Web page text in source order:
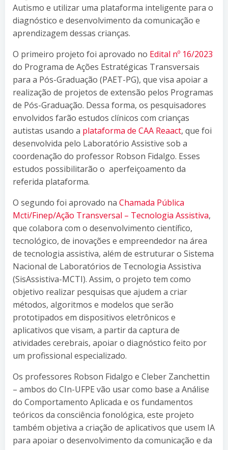
Autismo e utilizar uma plataforma inteligente para o
diagnóstico e desenvolvimento da comunicação e
aprendizagem dessas crianças.
O primeiro projeto foi aprovado no Edital nº 16/2023
do Programa de Ações Estratégicas Transversais
para a Pós-Graduação (PAET-PG), que visa apoiar a
realização de projetos de extensão pelos Programas
de Pós-Graduação. Dessa forma, os pesquisadores
envolvidos farão estudos clínicos com crianças
autistas usando a plataforma de CAA Reaact, que foi
desenvolvida pelo Laboratório Assistive sob a
coordenação do professor Robson Fidalgo. Esses
estudos possibilitarão o aperfeiçoamento da
referida plataforma.
O segundo foi aprovado na Chamada Pública
Mcti/Finep/Ação Transversal – Tecnologia Assistiva,
que colabora com o desenvolvimento científico,
tecnológico, de inovações e empreendedor na área
de tecnologia assistiva, além de estruturar o Sistema
Nacional de Laboratórios de Tecnologia Assistiva
(SisAssistiva-MCTI). Assim, o projeto tem como
objetivo realizar pesquisas que ajudem a criar
métodos, algoritmos e modelos que serão
prototipados em dispositivos eletrônicos e
aplicativos que visam, a partir da captura de
atividades cerebrais, apoiar o diagnóstico feito por
um profissional especializado.
Os professores Robson Fidalgo e Cleber Zanchettin
– ambos do CIn-UFPE vão usar como base a Análise
do Comportamento Aplicada e os fundamentos
teóricos da consciência fonológica, este projeto
também objetiva a criação de aplicativos que usem IA
para apoiar o desenvolvimento da comunicação e da